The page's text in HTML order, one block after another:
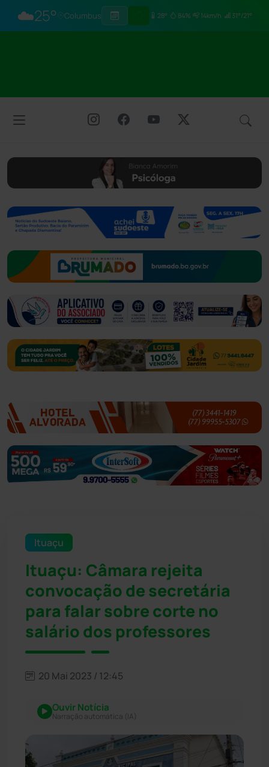
☁️25° Columbus 28° 84% 14km/h 31°/21°
Ituaçu
Ituaçu: Câmara rejeita
convocação de secretária
para falar sobre corte no
salário dos professores
20 Mai 2023 / 12:45
Ouvir Notícia
Narração automática (IA)